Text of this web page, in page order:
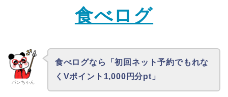
食べログ
パンちゃん
食べログなら「初回ネット予約でもれな
くVポイント1,000円分pt」